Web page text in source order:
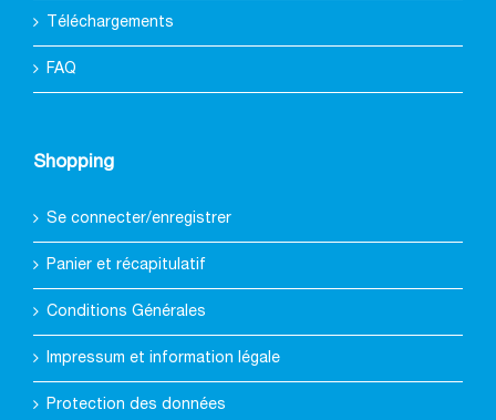
Téléchargements
FAQ
Shopping
Se connecter/enregistrer
Panier et récapitulatif
Conditions Générales
Impressum et information légale
Protection des données